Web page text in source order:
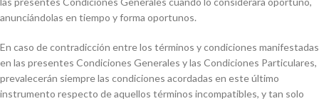
anunciándolas en tiempo y forma oportunos.
En caso de contradicción entre los términos y condiciones manifestadas
en las presentes Condiciones Generales y las Condiciones Particulares,
prevalecerán siempre las condiciones acordadas en este último
instrumento respecto de aquellos términos incompatibles, y tan solo